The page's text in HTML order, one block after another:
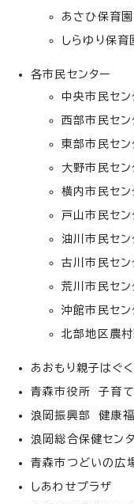
あさひ保育
しらゆり保
各市民センター
中央市民セン
西部市民セン
東部市民セン
大野市民セン
横内市民セン
戸山市民セン
油川市民セン
古川市民セン
荒川市民セン
沖館市民セン
北部地区農
あおもり親子はぐ
青森市役所 子育
浪岡振興部 健康
浪岡総合保健セン
青森市つどいの広場
しあわせプラザ